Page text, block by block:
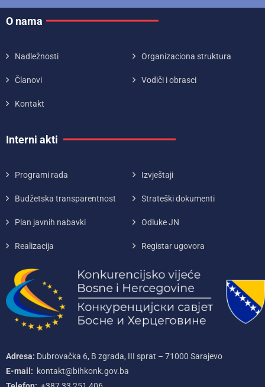
O nama
Nadležnosti Organizaciona struktura
Članovi Vodiči i obrasci
Kontakt
Interni akti
Programi rada Izvještaji
Budžetska transparentnost Strateški dokumenti
Plan javnih nabavki Odluke JN
Realizacija Registar ugovora
Adresa: Dubrovačka 6, B zgrada, III sprat – 71000‌ Sarajevo
E-mail: kontakt@bihkonk.gov.ba